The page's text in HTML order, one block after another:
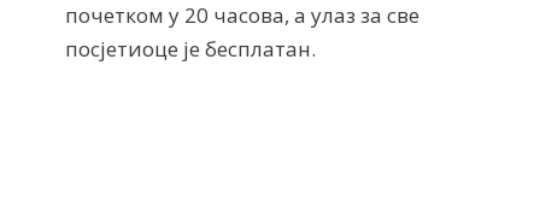
почетком у 20 часова, а улаз за све
посјетиоце је бесплатан.